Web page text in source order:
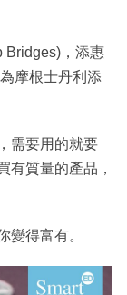
Bridges)，添惠
摩根士丹利添
需要用的就要
有質量的產品，
變得富有。